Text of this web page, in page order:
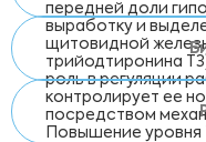
передней доли
выработку и
щитовидной
трийодтиронина
роль в регуляции
контролирует ее
посредством
Повышение уровня